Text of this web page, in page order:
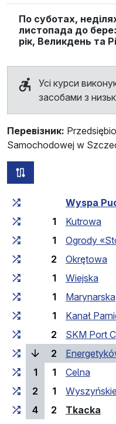
По суботах,
листопада до
рік, Великдень та
Усі курси
засобами з
Перевізник:
Samochodowej w
Загальний час у
Wyspa
1
Kutrowa
1
Ogrody
2
Okrętowa
1
Wiejska
1
Marynarska
1
Kanał
2
SKM Port
2
1
1
Celna
2
1
4
2 Tkacka